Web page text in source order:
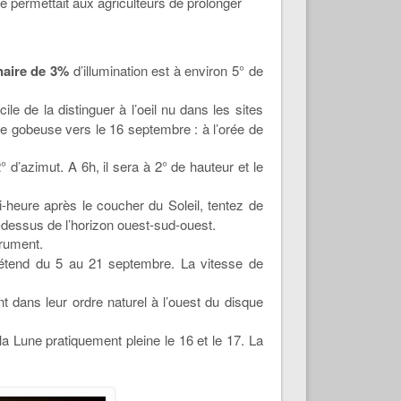
de 3%d’illumination est à environ 5° de
de la distinguer à l’oeil nu dans les sites
gobeuse vers le 16 septembre : à l’orée de
A 6h, il sera à 2° de hauteur et le
après le coucher du Soleil, tentez de
de l’horizon ouest-sud-ouest.
du 5 au 21 septembre. La vitesse de
leur ordre naturel à l’ouest du disque
Lune pratiquement pleine le 16 et le 17. La